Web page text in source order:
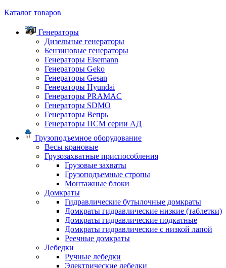
Каталог товаров
Генераторы
Дизельные генераторы
Бензиновые генераторы
Генераторы Eisemann
Генераторы Geko
Генераторы Gesan
Генераторы Hyundai
Генераторы PRAMAC
Генераторы SDMO
Генераторы Вепрь
Генераторы ПСМ серии АД
Грузоподъемное оборудование
Весы крановые
Грузозахватные приспособления
Грузовые захваты
Грузоподъемные стропы
Монтажные блоки
Домкраты
Гидравлические бутылочные домкраты
Домкраты гидравлические низкие (таблетки)
Домкраты гидравлические подкатные
Домкраты гидравлические с низкой лапой
Реечные домкраты
Лебедки
Ручные лебедки
Электрические лебедки